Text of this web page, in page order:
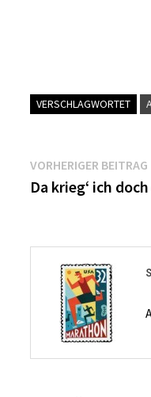
VERSCHLAGWORTET
VORHERIGER BEITRAG
Da krieg‘ ich